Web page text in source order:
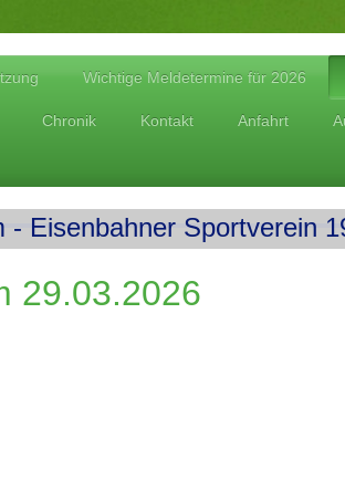
Wichtige Meldetermine für 2026
Chronik Kontakt Anfahrt
- Eisenbahner Sportverein